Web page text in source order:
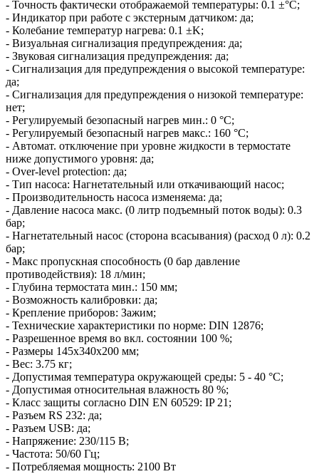
- Точность фактически отображаемой температуры: 0.1 ±°C;
- Индикатор при работе с экстерным датчиком: да;
- Колебание температур нагрева: 0.1 ±K;
- Визуальная сигнализация предупреждения: да;
- Звуковая сигнализация предупреждения: да;
- Сигнализация для предупреждения о высокой температуре:
да;
- Сигнализация для предупреждения о низокой температуре:
нет;
- Регулируемый безопасный нагрев мин.: 0 °C;
- Регулируемый безопасный нагрев макс.: 160 °C;
- Автомат. отключение при уровне жидкости в термостате
ниже допустимого уровня: да;
- Over-level protection: да;
- Тип насоса: Нагнетательный или откачивающий насос;
- Производительность насоса изменяема: да;
- Давление насоса макс. (0 литр подъемный поток воды): 0.3
бар;
- Нагнетательный насос (сторона всасывания) (расход 0 л): 0.2
бар;
- Макс пропускная способность (0 бар давление
противодействия): 18 л/мин;
- Глубина термостата мин.: 150 мм;
- Возможность калибровки: да;
- Крепление приборов: Зажим;
- Технические характеристики по норме: DIN 12876;
- Разрешенное время во вкл. состоянии 100 %;
- Размеры 145x340x200 мм;
- Вес: 3.75 кг;
- Допустимая температура окружающей среды: 5 - 40 °C;
- Допустимая относительная влажность 80 %;
- Класс защиты согласно DIN EN 60529: IP 21;
- Разъем RS 232: да;
- Разъем USB: да;
- Напряжение: 230/115 В;
- Частота: 50/60 Гц;
- Потребляемая мощность: 2100 Вт